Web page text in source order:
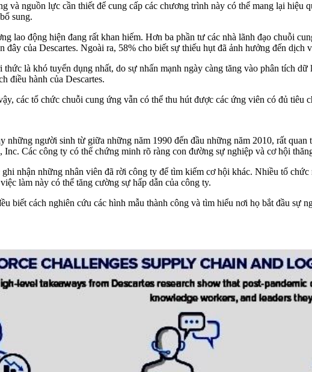
và nguồn lực cần thiết để cung cấp các chương trình này có thể mang lại hiệu
sung.
lao động hiện đang rất khan hiếm. Hơn ba phần tư các nhà lãnh đạo chuỗi
đây của Descartes. Ngoài ra, 58% cho biết sự thiếu hụt đã ảnh hưởng đến dịch
là khó tuyển dụng nhất, do sự nhấn mạnh ngày càng tăng vào phân tích
điều hành của Descartes.
các tổ chức chuỗi cung ứng vẫn có thể thu hút được các ứng viên có đủ tiêu
những người sinh từ giữa những năm 1990 đến đầu những năm 2010, rất
Inc. Các công ty có thể chứng minh rõ ràng con đường sự nghiệp và cơ hội
nhận những nhân viên đã rời công ty để tìm kiếm cơ hội khác. Nhiều tổ
làm này có thể tăng cường sự hấp dẫn của công ty.
biết cách nghiên cứu các hình mẫu thành công và tìm hiểu nơi họ bắt đầu